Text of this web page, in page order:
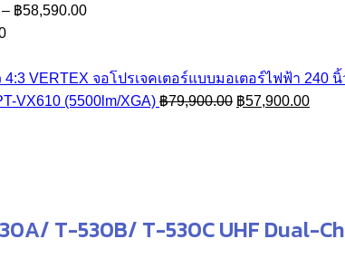
– ฿58,590.00Price
through
฿58,590.00
จอโปรเจคเตอร์แบบมอเตอร์ไฟฟ้า 240 นิ้
VX610 (5500lm/XGA) ฿79,900.00 Original
฿57,900.00
T-530B/ T-530C UHF Dual-